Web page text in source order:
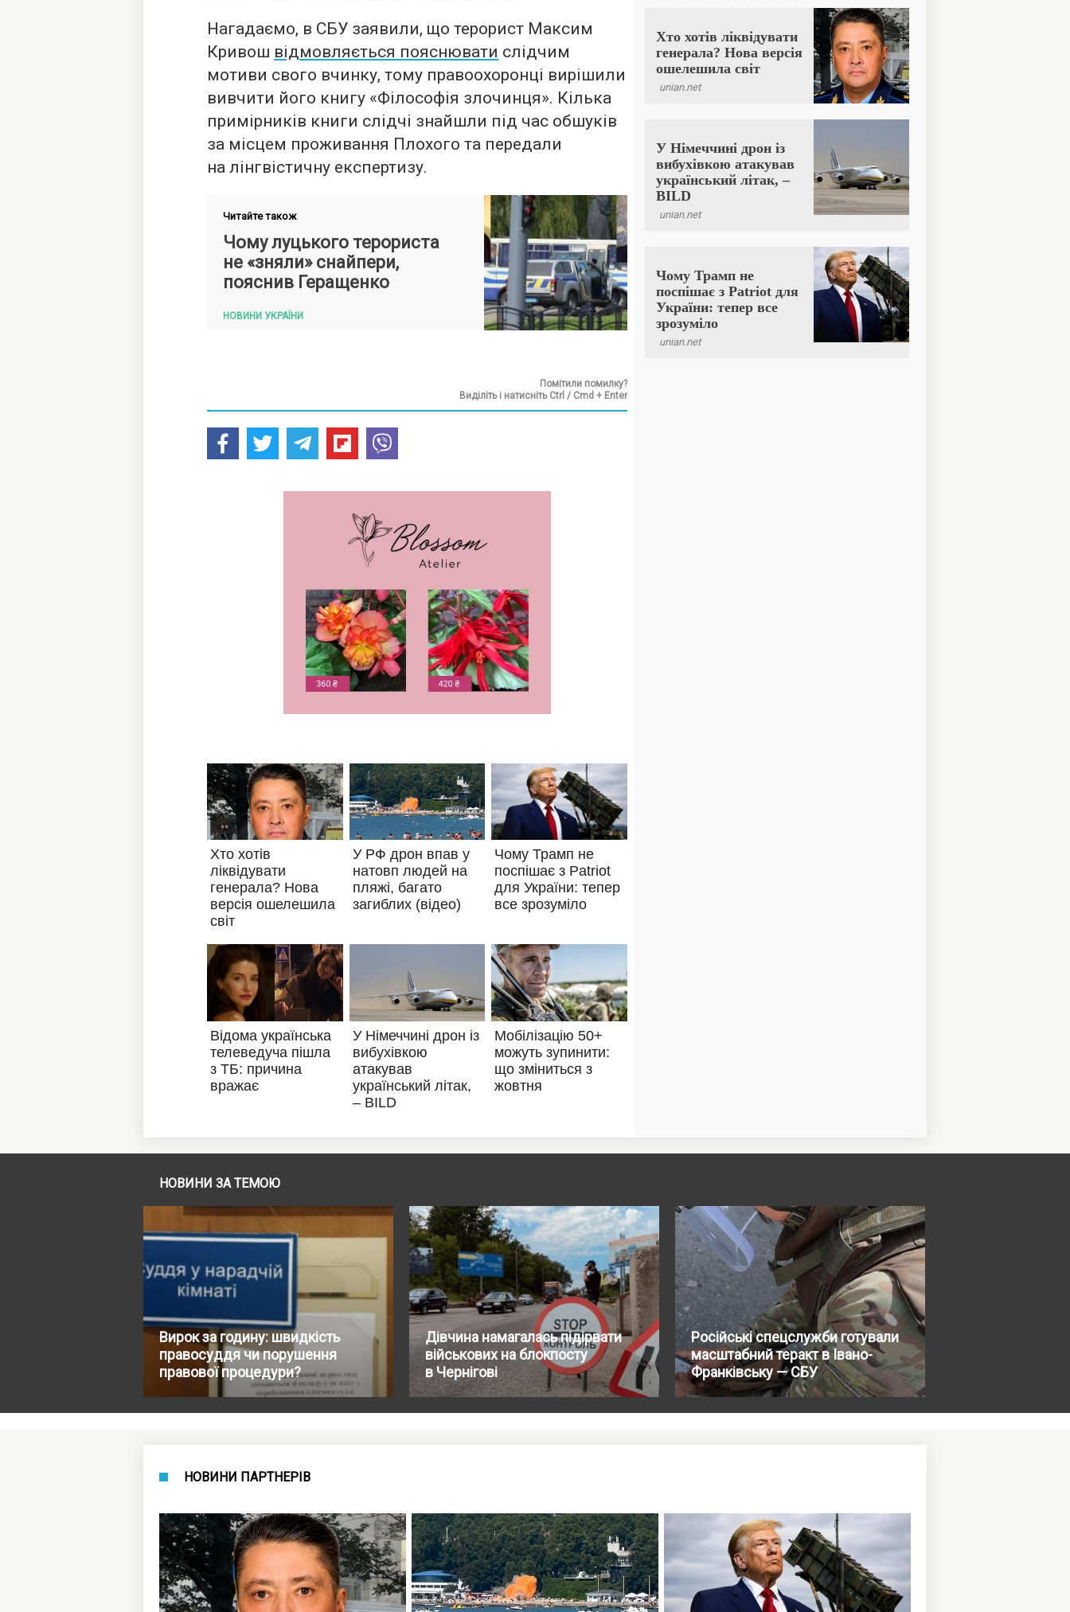
Нагадаємо, в СБУ заявили, що терорист Максим
Кривош відмовляється пояснювати слідчим
мотиви свого вчинку, тому правоохоронці вирішили
вивчити його книгу «Філософія злочинця». Кілька
примірників книги слідчі знайшли під час обшуків
за місцем проживання Плохого та передали
на лінгвістичну експертизу.
Читайте також
Чому луцького терориста
не «зняли» снайпери,
пояснив Геращенко
НОВИНИ УКРАЇНИ
Помітили помилку?
Виділіть і натисніть Ctrl / Cmd + Enter
НОВИНИ ЗА ТЕМОЮ
Вирок за годину: швидкість
правосуддя чи порушення
правової процедури?
Дівчина намагалась підірвати
військових на блокпосту
в Чернігові
Російські спецслужби готували
масштабний теракт в Івано-
Франківську — СБУ
НОВИНИ ПАРТНЕРІВ